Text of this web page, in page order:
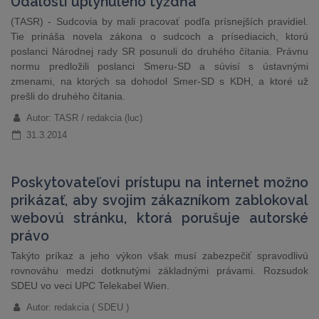
(TASR) - Sudcovia by mali pracovať podľa prísnejších pravidiel.
Tie prináša novela zákona o sudcoch a prísediacich, ktorú
poslanci Národnej rady SR posunuli do druhého čítania. Právnu
normu predložili poslanci Smeru-SD a súvisí s ústavnými
zmenami, na ktorých sa dohodol Smer-SD s KDH, a ktoré už
prešli do druhého čítania.
Autor: TASR / redakcia (luc)
31.3.2014
Poskytovateľovi prístupu na internet možno
prikázať, aby svojim zákazníkom zablokoval
webovú stránku, ktorá porušuje autorské
právo
Takýto príkaz a jeho výkon však musí zabezpečiť spravodlivú
rovnováhu medzi dotknutými základnými právami. Rozsudok
SDEU vo veci UPC Telekabel Wien.
Autor: redakcia ( SDEU )